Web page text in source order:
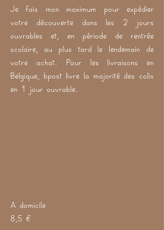
Je fais mon maximum pour expédier
votre découverte dans les 2 jours
ouvrables et, en période de rentrée
scolaire, au plus tard le lendemain de
votre achat. Pour les livraisons en
Belgique, bpost livre la majorité des colis
en 1 jour ouvrable.
A domicile
8,5 €